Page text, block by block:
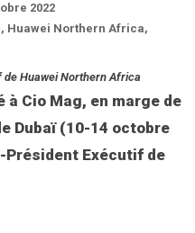
2022
, Huawei Northern Africa,
de Huawei Northern Africa
Cio Mag, en marge de
Dubaï (10-14 octobre
Président Exécutif de